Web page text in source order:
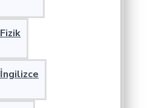
Fizik
İngilizce